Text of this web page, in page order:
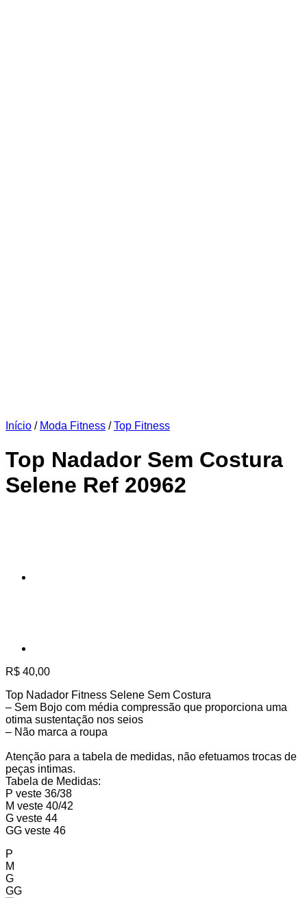
Início / Moda Fitness / Top Fitness
Top Nadador Sem Costura
Selene Ref 20962
R$ 40,00
Top Nadador Fitness Selene Sem Costura
– Sem Bojo com média compressão que proporciona uma
otima sustentação nos seios
– Não marca a roupa
Atenção para a tabela de medidas, não efetuamos trocas de
peças intimas.
Tabela de Medidas:
P veste 36/38
M veste 40/42
G veste 44
GG veste 46
P
M
G
GG